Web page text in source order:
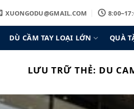
XUONGODU@GMAIL.COM
DÙ CẦM TAY LOẠI LỚN QUÀ
LƯU TRỮ THẺ: DU